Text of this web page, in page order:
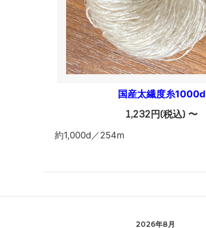
国産太繊度糸1000d
1,232円(税込) 〜
約1,000d／254m
2026年8月